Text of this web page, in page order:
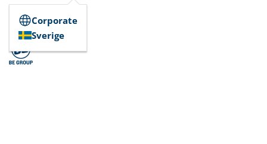
Corporate
Sverige